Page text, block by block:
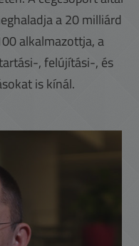
a 20 milliárd
alkalmazottja, a
, felújítási-, és
is kínál.